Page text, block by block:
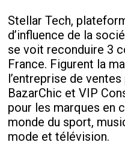
Stellar Tech,
d’influence de la
se voit reconduire 3
France. Figurent la
l’entreprise de
BazarChic et VIP
pour les marques en
monde du sport,
mode et télévision.